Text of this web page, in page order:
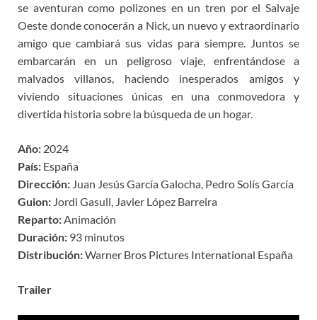
se aventuran como polizones en un tren por el Salvaje
Oeste donde conocerán a Nick, un nuevo y extraordinario
amigo que cambiará sus vidas para siempre. Juntos se
embarcarán en un peligroso viaje, enfrentándose a
malvados villanos, haciendo inesperados amigos y
viviendo situaciones únicas en una conmovedora y
divertida historia sobre la búsqueda de un hogar.
Año: 2024
País: España
Dirección: Juan Jesús García Galocha, Pedro Solís García
Guion: Jordi Gasull, Javier López Barreira
Reparto:Animación
Duración: 93 minutos
Distribución:Warner Bros Pictures International España
Trailer